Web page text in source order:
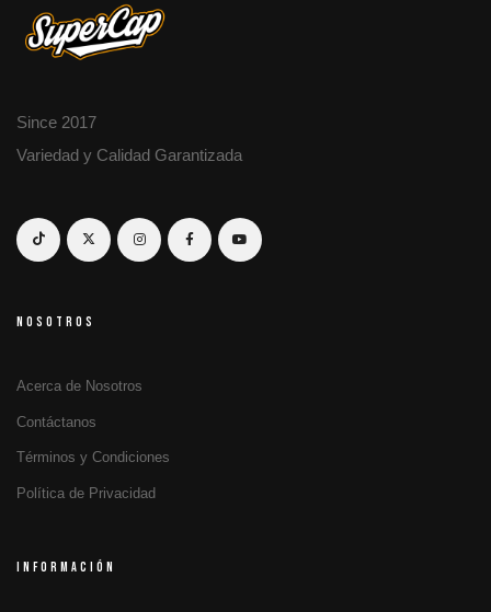
Since 2017
Variedad y Calidad Garantizada
NOSOTROS
Acerca de Nosotros
Contáctanos
Términos y Condiciones
Política de Privacidad
INFORMACIÓN